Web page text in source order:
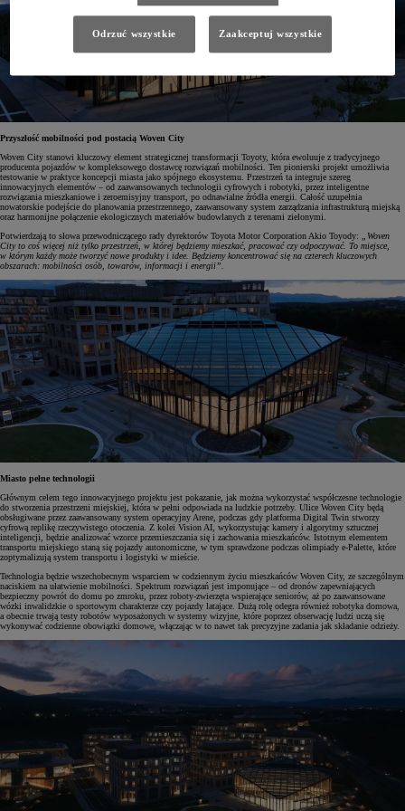
Przyszłość mobilności pod postacią Woven City
Woven City stanowi kluczowy element strategicznej transformacji Toyoty, która ewoluuje z tradycyjnego
producenta pojazdów w kompleksowego dostawcę rozwiązań mobilności. Ten pionierski projekt umożliwia
testowanie w praktyce koncepcji miasta jako spójnego ekosystemu. Przestrzeń ta integruje szereg
innowacyjnych elementów – od zaawansowanych technologii cyfrowych i robotyki, przez inteligentne
rozwiązania mieszkaniowe i zeroemisyjny transport, po odnawialne źródła energii. Całość uzupełnia
nowatorskie podejście do planowania przestrzennego, zaawansowany system zarządzania infrastrukturą miejską
oraz harmonijne połączenie ekologicznych materiałów budowlanych z terenami zielonymi.
Potwierdzają to słowa przewodniczącego rady dyrektorów Toyota Motor Corporation Akio Toyody: „Woven
City to coś więcej niż tylko przestrzeń, w której będziemy mieszkać, pracować czy odpoczywać. To miejsce,
w którym każdy może tworzyć nowe produkty i idee. Będziemy koncentrować się na czterech kluczowych
obszarach: mobilności osób, towarów, informacji i energii”.
Miasto pełne technologii
Głównym celem tego innowacyjnego projektu jest pokazanie, jak można wykorzystać współczesne technologie
do stworzenia przestrzeni miejskiej, która w pełni odpowiada na ludzkie potrzeby. Ulice Woven City będą
obsługiwane przez zaawansowany system operacyjny Arene, podczas gdy platforma Digital Twin stworzy
cyfrową replikę rzeczywistego otoczenia. Z kolei Vision AI, wykorzystując kamery i algorytmy sztucznej
inteligencji, będzie analizować wzorce przemieszczania się i zachowania mieszkańców. Istotnym elementem
transportu miejskiego staną się pojazdy autonomiczne, w tym sprawdzone podczas olimpiady e-Palette, które
zoptymalizują system transportu i logistyki w mieście.
Technologia będzie wszechobecnym wsparciem w codziennym życiu mieszkańców Woven City, ze szczególnym
naciskiem na ułatwienie mobilności. Spektrum rozwiązań jest imponujące – od dronów zapewniających
bezpieczny powrót do domu po zmroku, przez roboty-zwierzęta wspierające seniorów, aż po zaawansowane
wózki inwalidzkie o sportowym charakterze czy pojazdy latające. Dużą rolę odegra również robotyka domowa,
a obecnie trwają testy robotów wyposażonych w systemy wizyjne, które poprzez obserwację ludzi uczą się
wykonywać codzienne obowiązki domowe, włączając w to nawet tak precyzyjne zadania jak składanie odzieży.
Odrzuć wszystkie Zaakceptuj wszystkie